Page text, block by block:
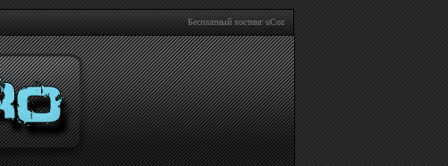
Бесплатный хостинг uCoz